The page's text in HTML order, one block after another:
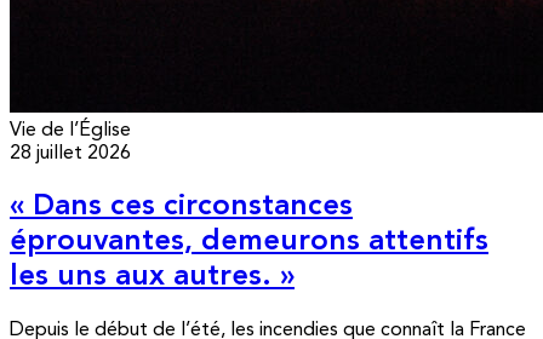
Vie de l’Église
28 juillet 2026
« Dans ces circonstances
éprouvantes, demeurons attentifs
les uns aux autres. »
Depuis le début de l’été, les incendies que connaît la France